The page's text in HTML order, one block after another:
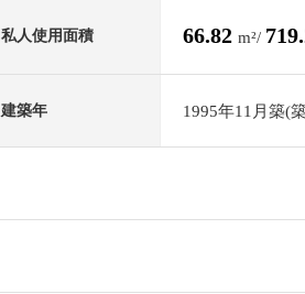
私人使用面積 66.82 m²/
建築年 1995年11月築(